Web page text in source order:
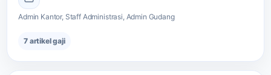
Admin Kantor, Staff Administrasi, Admin Gudang
7 artikel gaji